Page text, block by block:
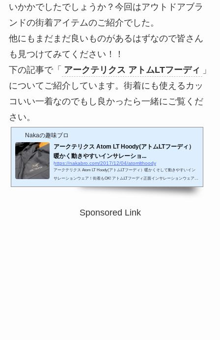
いかかでしたでしょうか？今回はアウトドアブラ
ンドの街着アイテムのご紹介でした。
他にもまだまだ良いものがあるはずなので皆さん
も見つけてみてください！！
下の記事で「 アークテリクス アトムLTフーディ 」
についてご紹介しています。街着にも使えるカッ
コいい一着なのでもし良かったら一緒にご覧くだ
さい。
Nakaの趣味ブロ
アークテリクス Atom LT Hoody(アトムLTフーディ）
暖かく動きやすいインサレーショ...
https://nakabro.com/2017/12/04/atomlthoody
アークテリクス Atom LT Hoody(アトムLTフーディ）暖かくそして動きやすいイン
サレーションウェア！街着もOK! アトムLTフーディ正面インサレーションウェアの
アークテリスクのアトムLTフーディです。主に、秋冬山用に使用するために購入し
ました。もちろん、シルエットがかっこ良いので街着でも使用可能です。山で８
もとても気持ちが良いです。袖も通しやすく着やすいのも特徴です。外側のポケッ
Sponsored Link